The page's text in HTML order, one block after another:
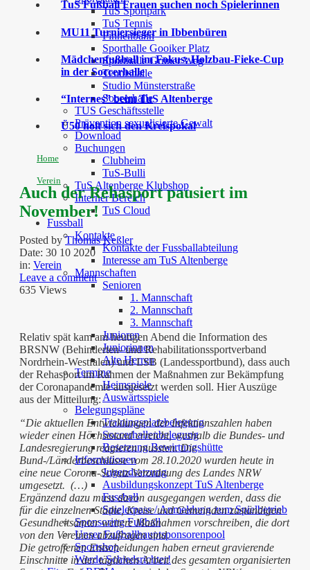
TuS Sportpark
TuS Tennis
Finnenbahn
Sporthalle Gooiker Platz
Sporthalle Grüner Weg
Tennishalle
Studio Münsterstraße
Soccerhalle
TUS Geschäftsstelle
Prävention sexualisierte Gewalt
Download
Buchungen
Clubheim
TuS-Bulli
TuS Altenberge Klubshop
Interner Bereich
TuS Cloud
Fussball
Kontakte
Kontakte der Fussballabteilung
Interesse am TuS Altenberge
Mannschaften
Senioren
1. Mannschaft
2. Mannschaft
3. Mannschaft
Junioren
Juniorinnen
Alte Herren
Termine
Heimspiele
Auswärtsspiele
Belegungspläne
Trainingsplatzbelegung
Soccerhallenbelegung
Besetzung Bewirtungshütte
Informationen
Jugendsatzung
Ausbildungskonzept TuS Altenberge
Fussball
Spielerpass / Anmeldung zum Spielbetrieb
Sponsoring Fußball
Unser Fußballhauptsponsorenpool
Sportshop
Werde Schiedsrichter!
TuS Fußball Frauen suchen noch Spielerinnen
MU11 Turniersieger in Ibbenbüren
Mädchenfußball im Fokus: Holzbau-Fieke-Cup
in der Soccerhalle
“Internes” beim TuS Altenberge
Ü50 holt sich den Kreispokal
Home
Verein
Auch der Rehasport pausiert im
November!
Posted byThomas Keßler
Date: 30 10 2020
in: Verein
Leave a comment
635 Views
Relativ spät kam am heutigen Abend die Information des
BRSNW (Behinderten- und Rehabilitationssportverband
Nordrhein-Westfalen) und LSB (Landessportbund), dass auch
der Rehasport im Rahmen der Maßnahmen zur Bekämpfung
der Coronapandemie ausgesetzt werden soll. Hier Auszüge
aus der Mitteilung:
“Die aktuellen Entwicklungen der Infektionszahlen haben
wieder einen Höchststand erreicht, weshalb die Bundes- und
Landesregierung reagieren mussten. Die
Bund-/Länderbeschlüsse vom 28.10.2020 wurden heute in
eine neue Corona-Schutz-Verordnung des Landes NRW
umgesetzt. (…)
Ergänzend dazu muss davon ausgegangen werden, dass die
für die einzelnen Städte, Kreise und Gemeinden zuständigen
Gesundheitsämter weitere Maßnahmen vorschreiben, die dort
von den Vereinen abzufragen sind.
Die getroffenen Entscheidungen haben erneut gravierende
Einschnitte in der täglichen Arbeit des gesamten organisierten